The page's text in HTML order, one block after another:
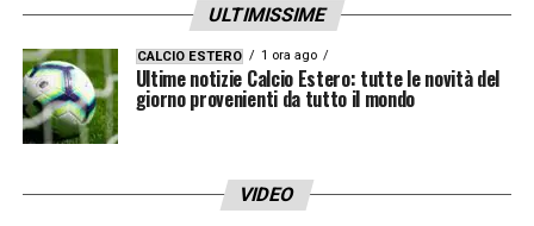
ULTIMISSIME
CALCIO ESTERO 1 ora ago
Ultime notizie Calcio Estero: tutte le novità del
giorno provenienti da tutto il mondo
VIDEO